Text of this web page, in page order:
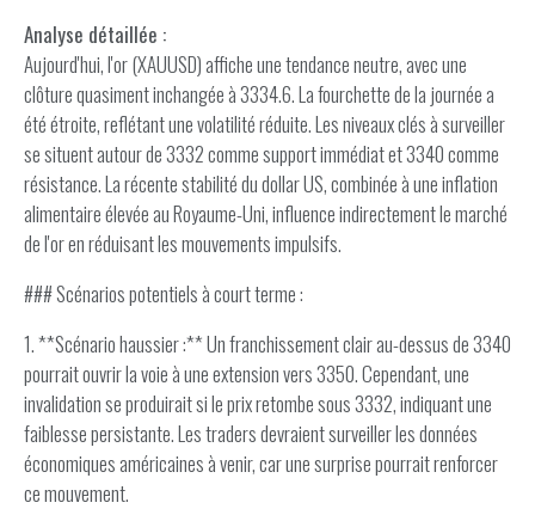
Analyse détaillée :
Aujourd'hui, l'or (XAUUSD) affiche une tendance neutre, avec une
clôture quasiment inchangée à 3334.6. La fourchette de la journée a
été étroite, reflétant une volatilité réduite. Les niveaux clés à surveiller
se situent autour de 3332 comme support immédiat et 3340 comme
résistance. La récente stabilité du dollar US, combinée à une inflation
alimentaire élevée au Royaume-Uni, influence indirectement le marché
de l'or en réduisant les mouvements impulsifs.
### Scénarios potentiels à court terme :
1. **Scénario haussier :** Un franchissement clair au-dessus de 3340
pourrait ouvrir la voie à une extension vers 3350. Cependant, une
invalidation se produirait si le prix retombe sous 3332, indiquant une
faiblesse persistante. Les traders devraient surveiller les données
économiques américaines à venir, car une surprise pourrait renforcer
ce mouvement.